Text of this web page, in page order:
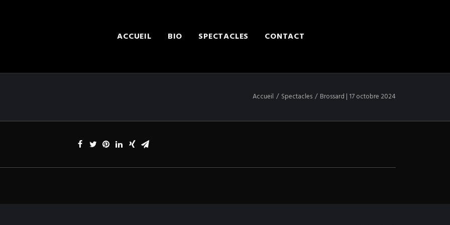
ACCUEIL BIO SPECTACLES CONTACT
Accueil Spectacles Brossard | 17 octobre 2024